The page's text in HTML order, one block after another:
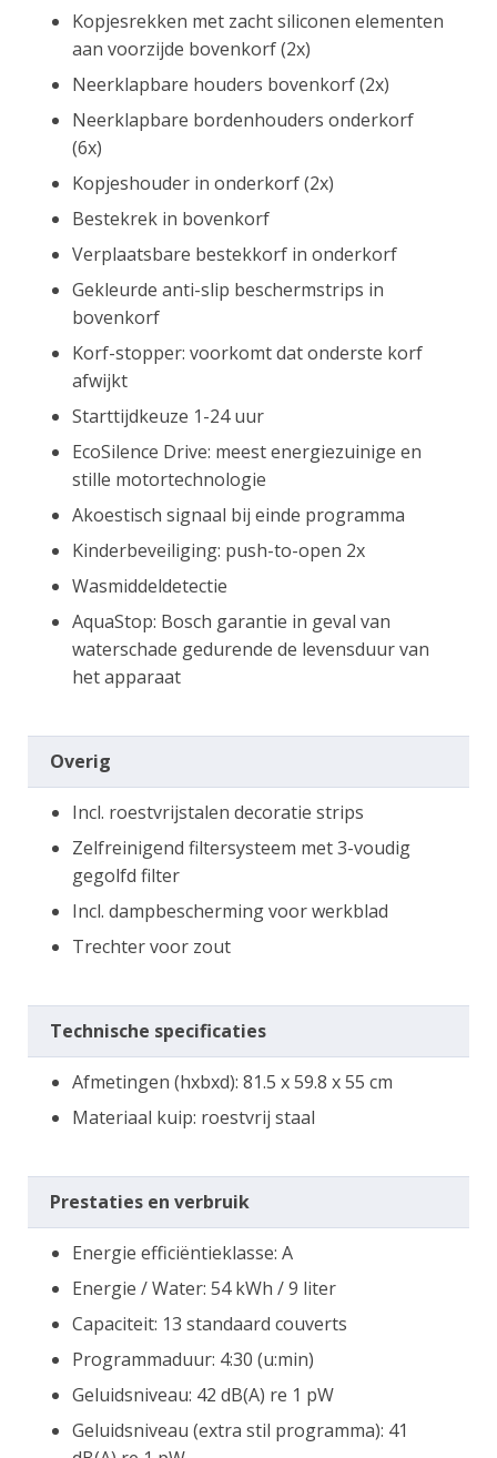
Kopjesrekken met zacht siliconen elementen
aan voorzijde bovenkorf (2x)
Neerklapbare houders bovenkorf (2x)
Neerklapbare bordenhouders onderkorf
(6x)
Kopjeshouder in onderkorf (2x)
Bestekrek in bovenkorf
Verplaatsbare bestekkorf in onderkorf
Gekleurde anti-slip beschermstrips in
bovenkorf
Korf-stopper: voorkomt dat onderste korf
afwijkt
Starttijdkeuze 1-24 uur
EcoSilence Drive: meest energiezuinige en
stille motortechnologie
Akoestisch signaal bij einde programma
Kinderbeveiliging: push-to-open 2x
Wasmiddeldetectie
AquaStop: Bosch garantie in geval van
waterschade gedurende de levensduur van
het apparaat
Overig
Incl. roestvrijstalen decoratie strips
Zelfreinigend filtersysteem met 3-voudig
gegolfd filter
Incl. dampbescherming voor werkblad
Trechter voor zout
Technische specificaties
Afmetingen (hxbxd): 81.5 x 59.8 x 55 cm
Materiaal kuip: roestvrij staal
Prestaties en verbruik
Energie efficiëntieklasse: A
Energie / Water: 54 kWh / 9 liter
Capaciteit: 13 standaard couverts
Programmaduur: 4:30 (u:min)
Geluidsniveau: 42 dB(A) re 1 pW
Geluidsniveau (extra stil programma): 41